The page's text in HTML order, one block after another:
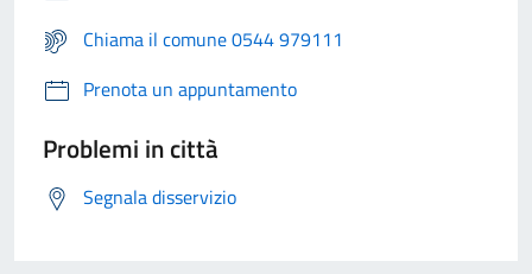
Chiama il comune 0544 979111
Prenota un appuntamento
Problemi in città
Segnala disservizio